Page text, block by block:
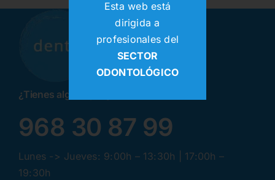
¿Tienes alguna pregunta? ¡Llamanos!
968 30 87 99
Lunes -> Jueves: 9:00h – 13:30h | 17:00h –
19:30h
Esta web está
dirigida a
profesionales del
SECTOR
ODONTOLÓGICO